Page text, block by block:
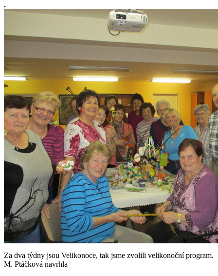
.
Za dva týdny jsou Velikonoce, tak jsme zvolili velikonoční program.
M. Ptáčková navrhla